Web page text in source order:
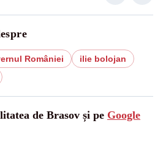
României
ilie bolojan
de Brasov și pe Google